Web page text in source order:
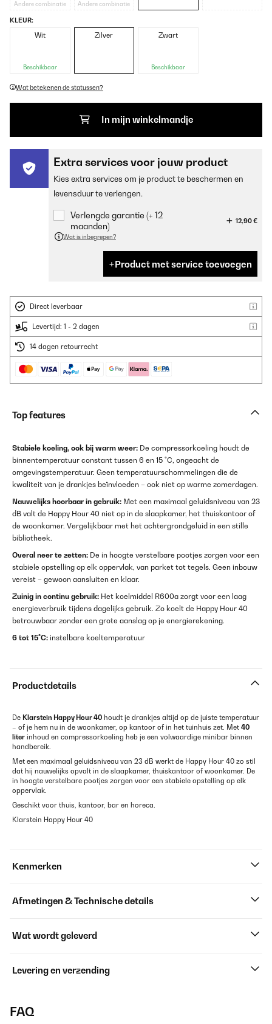
Andere combinatie Andere combinatie
KLEUR:
Wit
Beschikbaar
Zilver Zwart
Beschikbaar
Wat betekenen de statussen?
In mijn winkelmandje
Extra services voor jouw product
Kies extra services om je product te beschermen en
levensduur te verlengen.
Verlengde garantie (+ 12
maanden)
12,90 €
Wat is inbegrepen?
Product met service toevoegen
Direct leverbaar
Levertijd: 1 - 2 dagen
14 dagen retourrecht
Top features
Stabiele koeling, ook bij warm weer: De compressorkoeling houdt de
binnentemperatuur constant tussen 6 en 15 °C, ongeacht de
omgevingstemperatuur. Geen temperatuurschommelingen die de
kwaliteit van je drankjes beïnvloeden – ook niet op warme zomerdagen.
Nauwelijks hoorbaar in gebruik: Met een maximaal geluidsniveau van 23
dB valt de Happy Hour 40 niet op in de slaapkamer, het thuiskantoor of
de woonkamer. Vergelijkbaar met het achtergrondgeluid in een stille
bibliotheek.
Overal neer te zetten: De in hoogte verstelbare pootjes zorgen voor een
stabiele opstelling op elk oppervlak, van parket tot tegels. Geen inbouw
vereist – gewoon aansluiten en klaar.
Zuinig in continu gebruik: Het koelmiddel R600a zorgt voor een laag
energieverbruik tijdens dagelijks gebruik. Zo koelt de Happy Hour 40
betrouwbaar zonder een grote aanslag op je energierekening.
6 tot 15°C: instelbare koeltemperatuur
Productdetails
De Klarstein Happy Hour 40 houdt je drankjes altijd op de juiste temperatuur
– of je hem nu in de woonkamer, op kantoor of in het tuinhuis zet. Met 40
liter inhoud en compressorkoeling heb je een volwaardige minibar binnen
handbereik.
Met een maximaal geluidsniveau van 23 dB werkt de Happy Hour 40 zo stil
dat hij nauwelijks opvalt in de slaapkamer, thuiskantoor of woonkamer. De
in hoogte verstelbare pootjes zorgen voor een stabiele opstelling op elk
oppervlak.
Geschikt voor thuis, kantoor, bar en horeca.
Klarstein Happy Hour 40
Kenmerken
Afmetingen & Technische details
Wat wordt geleverd
Levering en verzending
FAQ